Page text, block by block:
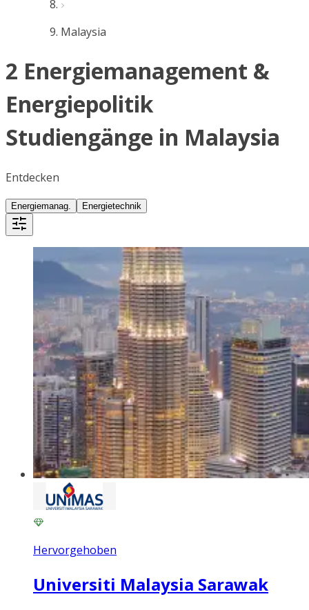
Malaysia
2 Energiemanagement &
Energiepolitik
Studiengänge in Malaysia
Entdecken
Energiemanag. Energietechnik
Hervorgehoben
Universiti Malaysia Sarawak